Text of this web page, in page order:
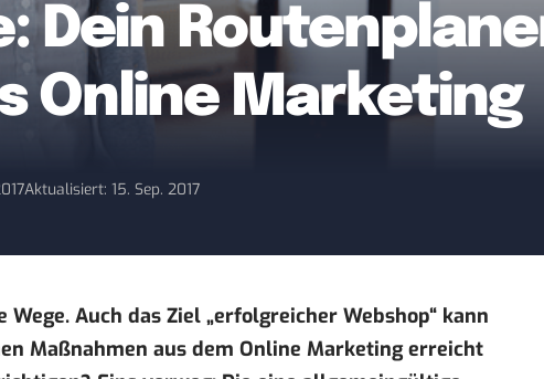
Dein
Online Marketing
Aktualisiert: 15. Sep. 2017
Auch das Ziel „erfolgreicher Webshop“ kann
Maßnahmen aus dem Online Marketing erreicht